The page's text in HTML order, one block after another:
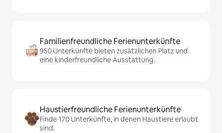
Familienfreundliche Ferienunterkünfte
950 Unterkünfte bieten zusätzlichen Platz und
eine kinderfreundliche Ausstattung.
Haustierfreundliche Ferienunterkünfte
Finde 170 Unterkünfte, in denen Haustiere erlaubt
sind.